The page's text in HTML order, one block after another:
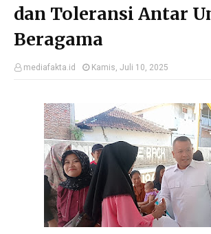
dan Toleransi Antar
Beragama
mediafakta.id Kamis, Juli 10, 2025